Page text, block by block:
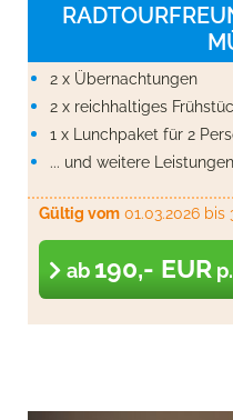
2 x Übernachtungen
2 x reichhaltiges
1 x Lunchpaket für 2
... und weitere Leistungen
Gültig vom 01.03.2026 bis
ab 190,- EUR